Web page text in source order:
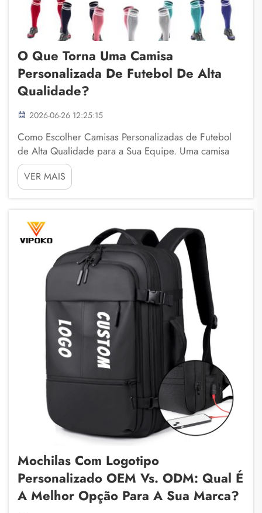
O Que Torna Uma Camisa
Personalizada De Futebol De Alta
Qualidade?
2026-06-26 12:25:15
Como Escolher Camisas Personalizadas de Futebol
de Alta Qualidade para a Sua Equipe. Uma camisa
esportiva de alta qualidade pode melhorar
significativamente a aparência, o conforto e a
confiança de uma equipe em campo. Seja para
profissionais, se...
VER MAIS
Mochilas Com Logotipo
Personalizado OEM Vs. ODM: Qual É
A Melhor Opção Para A Sua Marca?